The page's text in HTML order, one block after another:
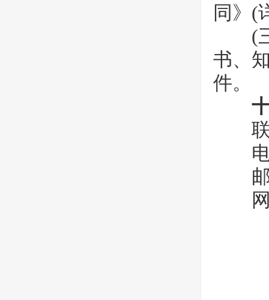
同》(
(三)
书、
件。
联
电
邮
网